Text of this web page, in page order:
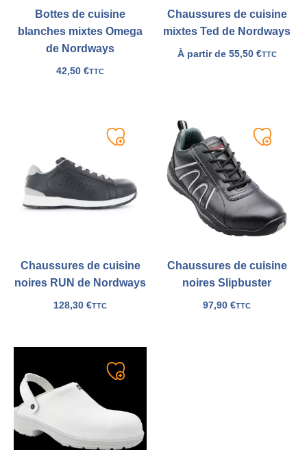
Bottes de cuisine
blanches mixtes Omega
de Nordways
42,50 €TTC
Chaussures de cuisine
mixtes Ted de Nordways
À partir de 55,50 €TTC
Chaussures de cuisine
noires RUN de Nordways
128,30 €TTC
Ajouter
Chaussures de cuisine
noires Slipbuster
97,90 €TTC
Ajouter
Ajouter